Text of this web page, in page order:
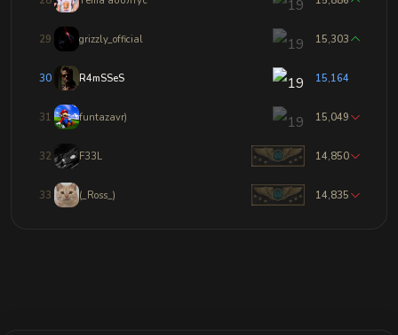
29 grizzly_official 15,303
30 R4mSSeS 15,164
31 funtazavr) 15,049
32 F33L 14,850
33 (_Ross_) 14,835